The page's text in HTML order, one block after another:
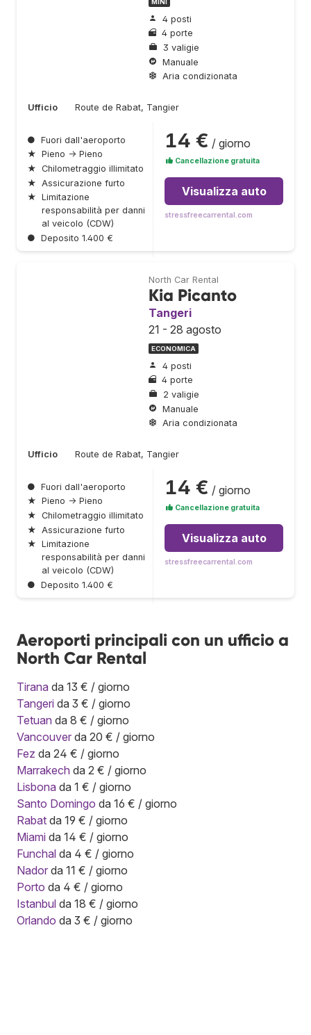
MINI
4 posti
4 porte
3 valigie
Manuale
Aria condizionata
Ufficio Route de Rabat, Tangier
● Fuori dall'aeroporto
★ Pieno → Pieno
★ Chilometraggio illimitato
★ Assicurazione furto
★ Limitazione
responsabilità per danni
al veicolo (CDW)
● Deposito 1.400 €
14 € / giorno
Cancellazione gratuita
Visualizza auto
stressfreecarrental.com
North Car Rental
Kia Picanto
Tangeri
21 - 28 agosto
ECONOMICA
4 posti
4 porte
2 valigie
Manuale
Aria condizionata
Ufficio Route de Rabat, Tangier
● Fuori dall'aeroporto
★ Pieno → Pieno
★ Chilometraggio illimitato
★ Assicurazione furto
★ Limitazione
responsabilità per danni
al veicolo (CDW)
● Deposito 1.400 €
14 € / giorno
Cancellazione gratuita
Visualizza auto
stressfreecarrental.com
Aeroporti principali con un ufficio a
North Car Rental
Tirana da 13 € / giorno
Tangeri da 3 € / giorno
Tetuan da 8 € / giorno
Vancouver da 20 € / giorno
Fez da 24 € / giorno
Marrakech da 2 € / giorno
Lisbona da 1 € / giorno
Santo Domingo da 16 € / giorno
Rabat da 19 € / giorno
Miami da 14 € / giorno
Funchal da 4 € / giorno
Nador da 11 € / giorno
Porto da 4 € / giorno
Istanbul da 18 € / giorno
Orlando da 3 € / giorno